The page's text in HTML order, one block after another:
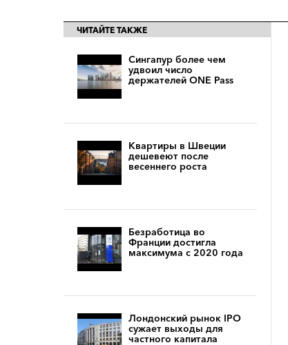
ЧИТАЙТЕ ТАКЖЕ
Сингапур более чем
удвоил число
держателей ONE Pass
Квартиры в Швеции
дешевеют после
весеннего роста
Безработица во
Франции достигла
максимума с 2020 года
Лондонский рынок IPO
сужает выходы для
частного капитала